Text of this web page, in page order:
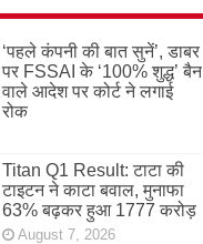
‘पहले कंपनी की बात सुनें’, डाबर
पर FSSAI के ‘100% शुद्ध’ बैन
वाले आदेश पर कोर्ट ने लगाई
रोक
Titan Q1 Result: टाटा की
टाइटन ने काटा बवाल, मुनाफा
63% बढ़कर हुआ 1777 करोड़
August 7, 2026